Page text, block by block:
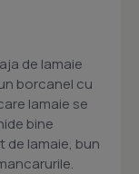
de lamaie
borcanel cu
lamaie se
bine
de lamaie, bun